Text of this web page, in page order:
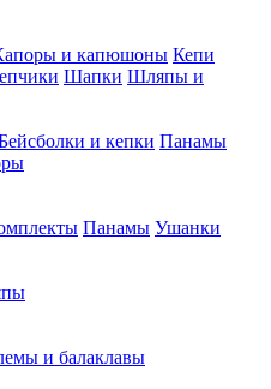
и капюшоны Кепи
Шапки Шляпы и
и кепки Панамы
Панамы Ушанки
и балаклавы